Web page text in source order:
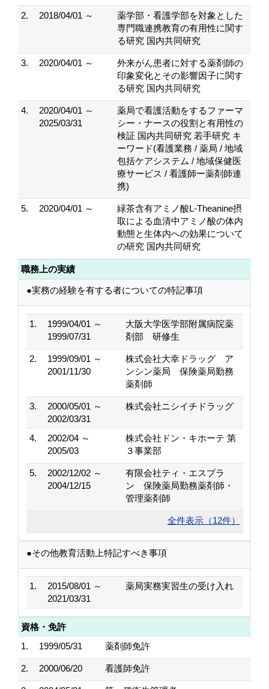
2. 2018/04/01 ～
薬学部・看護学部を対象とした
専門職連携教育の有用性に関す
る研究 国内共同研究
3. 2020/04/01 ～
外来がん患者に対する薬剤師の
印象変化とその影響因子に関す
る研究 国内共同研究
4.
2020/04/01 ～
2025/03/31
薬局で看護活動をするファーマ
シー・ナースの役割と有用性の
検証 国内共同研究 若手研究 キ
ーワード(看護業務 / 薬局 / 地域
包括ケアシステム / 地域保健医
療サービス / 看護師ー薬剤師連
携)
5. 2020/04/01 ～
緑茶含有アミノ酸L-Theanine摂
取による血清中アミノ酸の体内
動態と生体内への効果について
の研究 国内共同研究
職務上の実績
●実務の経験を有する者についての特記事項
1.
1999/04/01 ～
1999/07/31
大阪大学医学部附属病院薬
剤部 研修生
2.
1999/09/01 ～
2001/11/30
株式会社大幸ドラッグ ア
ンシン薬局 保険薬局勤務
薬剤師
3.
2000/05/01 ～
2002/03/31
株式会社ニシイチドラッグ
4.
2002/04 ～
2005/03
株式会社ドン・キホーテ 第
３事業部
5.
2002/12/02 ～
2004/12/15
有限会社ティ・エスプラ
ン 保険薬局勤務薬剤師・
管理薬剤師
全件表示（12件）
●その他教育活動上特記すべき事項
1.
2015/08/01 ～
2021/03/31
薬局実務実習生の受け入れ
資格・免許
1.
1999/05/31 薬剤師免許
2. 2000/06/20 看護師免許